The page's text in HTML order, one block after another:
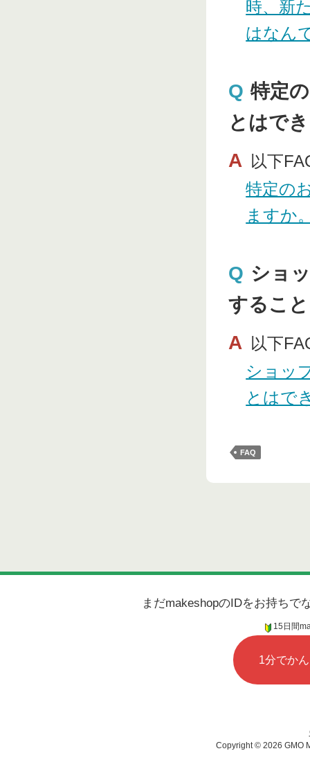
時、新
はなん
Q 特定
とはで
A
以下
特定の
ますか
Q ショ
するこ
A
以下
ショッ
とはで
FAQ
まだmakeshopのIDをお持ちで
15日間
1分でか
Copyright © 2026 GMO